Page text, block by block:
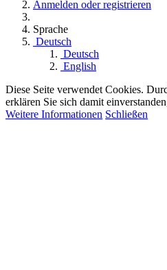
Anmelden oder registrieren
Sprache
Deutsch
Deutsch
English
Diese Seite verwendet Cookies.
erklären Sie sich damit
Weitere Informationen Schließen